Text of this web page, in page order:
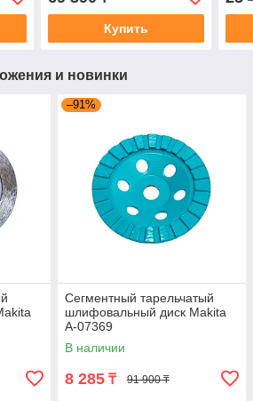
Купить
и новинки
–91%
Сегментный тарельчатый
шлифовальный диск Makita
A-07369
В наличии
8 285 ₸ 91 900 ₸